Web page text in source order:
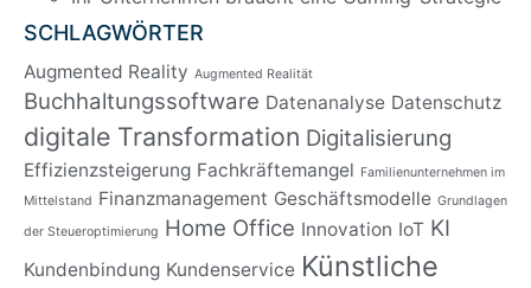
SCHLAGWÖRTER
Augmented Reality Augmented Realität
Buchhaltungssoftware Datenanalyse Datenschutz
digitale Transformation Digitalisierung
Effizienzsteigerung Fachkräftemangel Familienunternehmen im
Mittelstand Finanzmanagement Geschäftsmodelle Grundlagen
der Steueroptimierung Home Office Innovation IoT KI
Kundenbindung Kundenservice Künstliche